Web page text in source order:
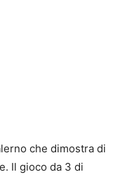
che dimostra di
Il gioco da 3 di